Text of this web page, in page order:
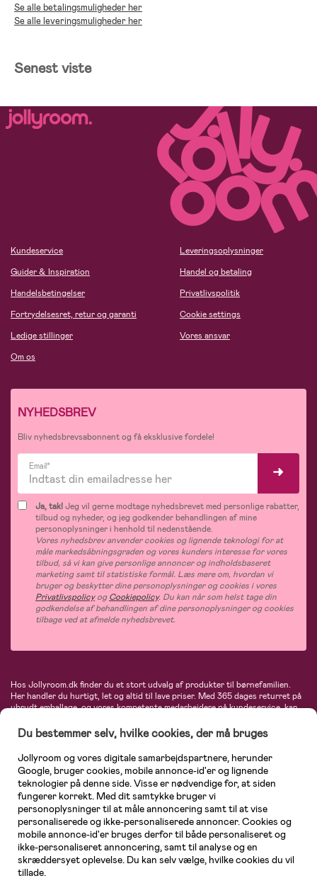
Se alle betalingsmuligheder her
Se alle leveringsmuligheder her
Senest viste
Kundeservice
Guider & Inspiration
Handelsbetingelser
Fortrydelsesret, retur og garanti
Ledige stillinger
Om os
Leveringsoplysninger
Handel og betaling
Privatlivspolitik
Cookie settings
Vores ansvar
NYHEDSBREV
Bliv nyhedsbrevsabonnent og få eksklusive fordele!
Email*
Ja, tak!Jeg vil gerne modtage nyhedsbrevet med personlige rabatter,
tilbud og nyheder, og jeg godkender behandlingen af mine
personoplysninger i henhold til nedenstående.
Vores nyhedsbrev anvender cookies og lignende teknologi for at
måle markedsåbningsgraden og vores kunders interesse for vores
tilbud, så vi kan give personlige annoncer og indholdsbaseret
marketing samt til statistiske formål. Læs mere om, hvordan vi
bruger og beskytter dine personoplysninger og cookies i vores
PrivatlivspolicyogCookiepolicy. Du kan når som helst tage din
godkendelse af behandlingen af dine personoplysninger og cookies
tilbage ved at afmelde nyhedsbrevet.
Hos Jollyroom.dk finder du et stort udvalg af produkter til børnefamilien.
Her handler du hurtigt, let og altid til lave priser. Med 365 dages returret på
ubrudt emballage, og vores kompetente medarbejdere på kundeservice, kan
barnevogne, autostole, børne- og babytøj, produkter til gravide og ammende
mødre, indretning og inspiration, legetøj, babyudstyr og meget mere. Vi
tilbyder produkter fra velkendte varemærker som Britax, Maxi-Cosi, Baby
Jogger, BabyBjörn, Didriksons, KidKraft, Ergobaby, Phillips Avent, Neonate,
Cybex, LEGO og mange flere. Kort sagt - et kæmpe sortiment venter på dig!
Du bestemmer selv, hvilke cookies, der må bruges
Jollyroom og vores digitale samarbejdspartnere, herunder
Google, bruger cookies, mobile annonce-id'er og lignende
teknologier på denne side. Visse er nødvendige for, at siden
fungerer korrekt. Med dit samtykke bruger vi
personoplysninger til at måle annoncering samt til at vise
personaliserede og ikke-personaliserede annoncer. Cookies og
mobile annonce-id'er bruges derfor til både personaliseret og
ikke-personaliseret annoncering, samt til analyse og en
skræddersyet oplevelse. Du kan selv vælge, hvilke cookies du vil
tillade.